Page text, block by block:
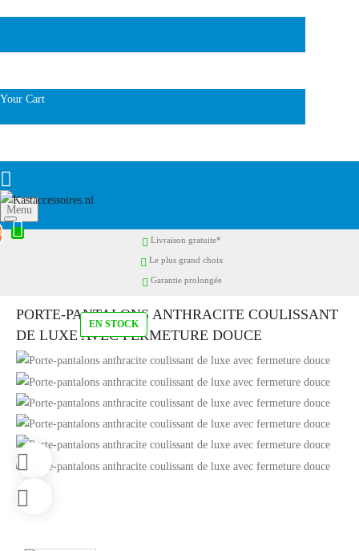
Your Cart
Menu
Livraison gratuite*
Le plus grand choix
Garantie prolongée
PORTE-PANTALONS ANTHRACITE COULISSANT
DE LUXE AVEC FERMETURE DOUCE
EN STOCK